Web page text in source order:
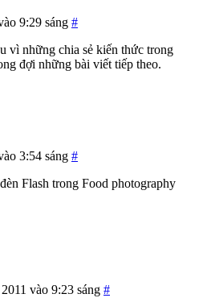
9:29 sáng #
vì những chia sẻ kiến thức trong
đợi những bài viết tiếp theo.
3:54 sáng #
Flash trong Food photography
vào 9:23 sáng #